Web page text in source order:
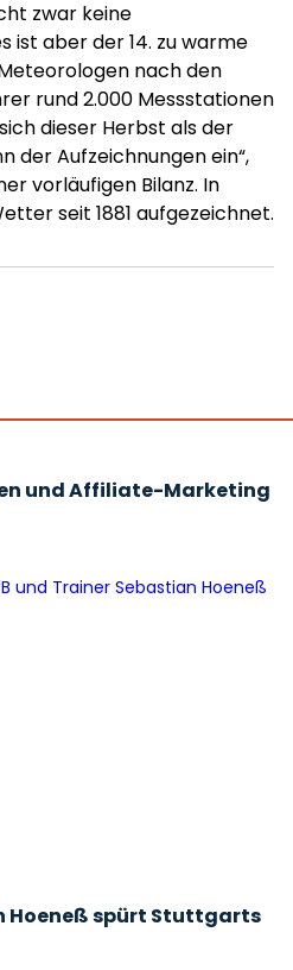
zwar keine
aber der 14. zu warme
nach den
rund 2.000 Messstationen
dieser Herbst als der
der Aufzeichnungen ein“,
vorläufigen Bilanz. In
seit 1881 aufgezeichnet.
und Affiliate-Marketing
Hoeneß spürt Stuttgarts